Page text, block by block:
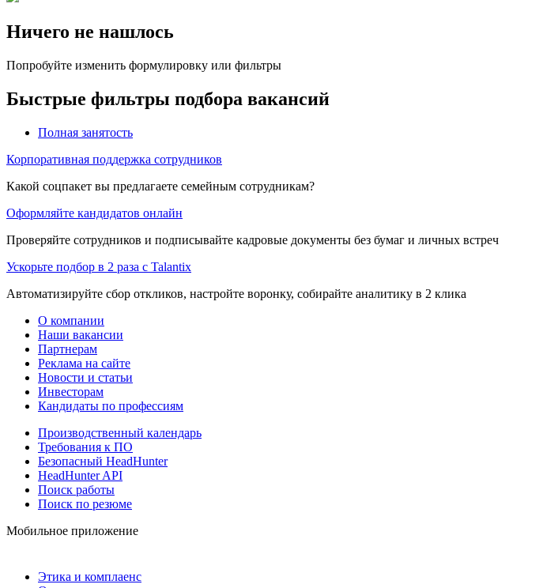
Ничего не нашлось
Попробуйте изменить формулировку или фильтры
Быстрые фильтры подбора вакансий
Полная занятость
Корпоративная поддержка сотрудников
Какой соцпакет вы предлагаете семейным сотрудникам?
Оформляйте кандидатов онлайн
Проверяйте сотрудников и подписывайте кадровые документы без бумаг и личных встреч
Ускорьте подбор в 2 раза с Talantix
Автоматизируйте сбор откликов, настройте воронку, собирайте аналитику в 2 клика
О компании
Наши вакансии
Партнерам
Реклама на сайте
Новости и статьи
Инвесторам
Кандидаты по профессиям
Производственный календарь
Требования к ПО
Безопасный HeadHunter
HeadHunter API
Поиск работы
Поиск по резюме
Мобильное приложение
Этика и комплаенс